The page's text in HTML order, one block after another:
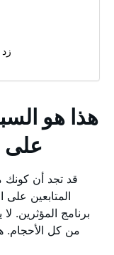
هذا هو
على
قد تجد أن كونك
المتابعين
برنامج المؤثرين.